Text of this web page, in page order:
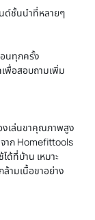
ด์ชั้นนำที่หลายๆ
นทุกครั้ง
พื่อสอบถามเพิ่ม
งเล่นขาคุณภาพสูง
จาก Homefittools
ด้ที่บ้าน เหมาะ
ามเนื้อขาอย่าง